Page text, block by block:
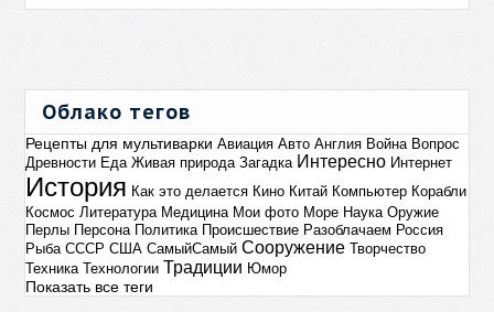
Облако тегов
Рецепты для мультиварки Авиация Авто Англия Война Вопрос
Древности Еда Живая природа Загадка Интересно Интернет
История Как это делается Кино Китай Компьютер Корабли
Космос Литература Медицина Мои фото Море Наука Оружие
Перлы Персона Политика Происшествие Разоблачаем Россия
Рыба СССР США СамыйСамый Сооружение Творчество
Техника Технологии Традиции Юмор
Показать все теги